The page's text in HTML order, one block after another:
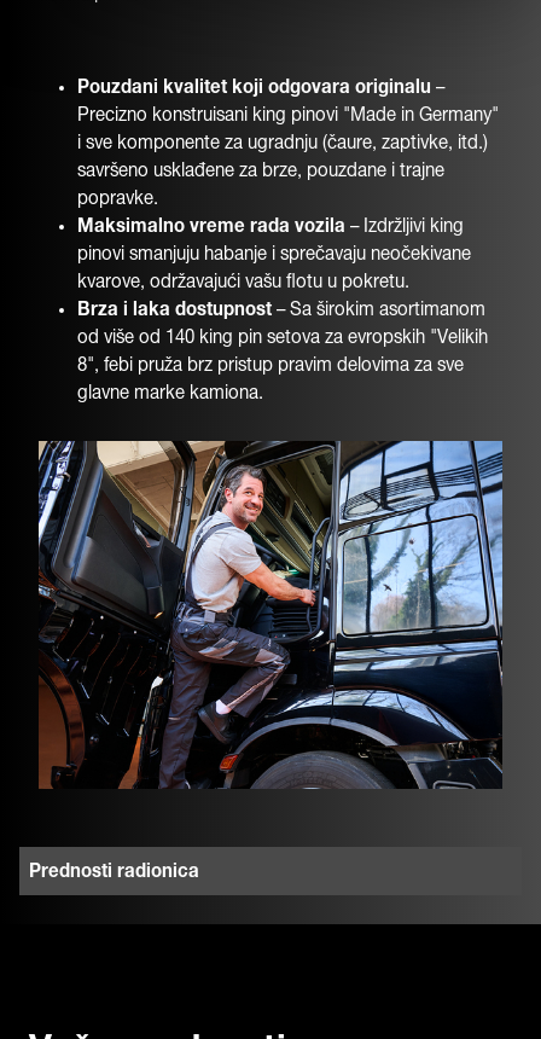
Pouzdani kvalitet koji odgovara originalu –
Precizno konstruisani king pinovi "Made in Germany"
i sve komponente za ugradnju (čaure, zaptivke, itd.)
savršeno usklađene za brze, pouzdane i trajne
popravke.
Maksimalno vreme rada vozila – Izdržljivi king
pinovi smanjuju habanje i sprečavaju neočekivane
kvarove, održavajući vašu flotu u pokretu.
Brza i laka dostupnost – Sa širokim asortimanom
od više od 140 king pin setova za evropskih "Velikih
8", febi pruža brz pristup pravim delovima za sve
glavne marke kamiona.
Prednosti radionica